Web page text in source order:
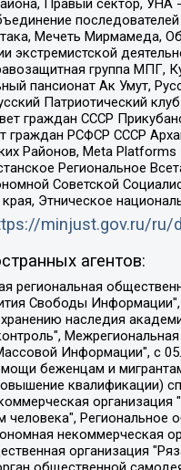
Правый сектор, УНА
Мечеть Мирмамеда,
экстремистской
группа МПГ,
пансионат Ак Умут,
Патриотический
граждан СССР
граждан РСФСР СССР
Районов, Meta
Региональное
Советской
Этническое
minjust.gov.ru/ru/
агентов:
Свердловская региональная общественная организация "Сутяжник", Автономная некоммерческая организация "Центр независимых социологических исследований", Союз общественных объединений "Российский исследовательский центр по правам человека", Региональное общественное учреждение научно-информационный центр "МЕМОРИАЛ", Некоммерческая организация "Фонд защиты гласности", Автономная некоммерческая организация "Институт прав человека", Городская общественная организация "Екатеринбургское общество "МЕМОРИАЛ", Городская общественная организация "Рязанское историко-просветительское и правозащитное общество "Мемориал" (Рязанский Мемориал), Челябинский региональный орган общественной самодеятельности – женское общественное объединение "Женщины Евразии", Челябинский региональный орган общественной самодеятельности "Уральская правозащитная группа", Фонд содействия защите здоровья и социальной справедливости имени Андрея Рылькова, Автономная Некоммерческая Организация "Аналитический Центр Юрия Левады", Автономная некоммерческая организация социальной поддержки населения "Проект Апрель", Региональная общественная организация помощи женщинам и детям, находящимся в кризисной ситуации "Информационно-методический центр "Анна", Фонд содействия развитию массовых коммуникаций и правовому просвещению "Так-так-Так", Фонд содействия устойчивому развитию "Серебряная тайга", Свердловский региональный общественный фонд социальных проектов "Новое время", "Idel.Реалии", Кавказ.Реалии, Крым.Реалии, Телеканал Настоящее Время, Татаро-башкирская служба Радио Свобода (Azatliq